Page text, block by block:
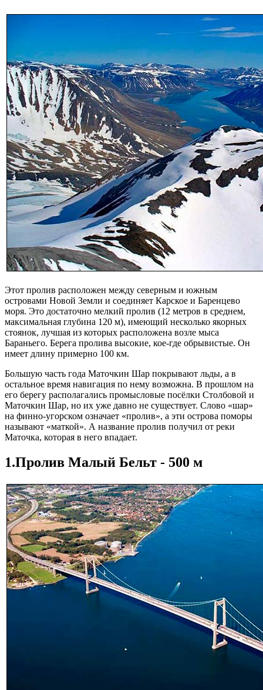
Этот пролив расположен между северным и южным
островами Новой Земли и соединяет Карское и Баренцево
моря. Это достаточно мелкий пролив (12 метров в среднем,
максимальная глубина 120 м), имеющий несколько якорных
стоянок, лучшая из которых расположена возле мыса
Бараньего. Берега пролива высокие, кое-где обрывистые. Он
имеет длину примерно 100 км.
Большую часть года Маточкин Шар покрывают льды, а в
остальное время навигация по нему возможна. В прошлом на
его берегу располагались промысловые посёлки Столбовой и
Маточкин Шар, но их уже давно не существует. Слово «шар»
на финно-угорском означает «пролив», а эти острова поморы
называют «маткой». А название пролив получил от реки
Маточка, которая в него впадает.
1.Пролив Малый Бельт - 500 м